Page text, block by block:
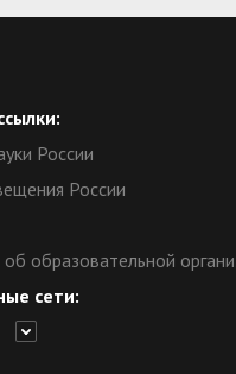
России
России
образовательной
сети: